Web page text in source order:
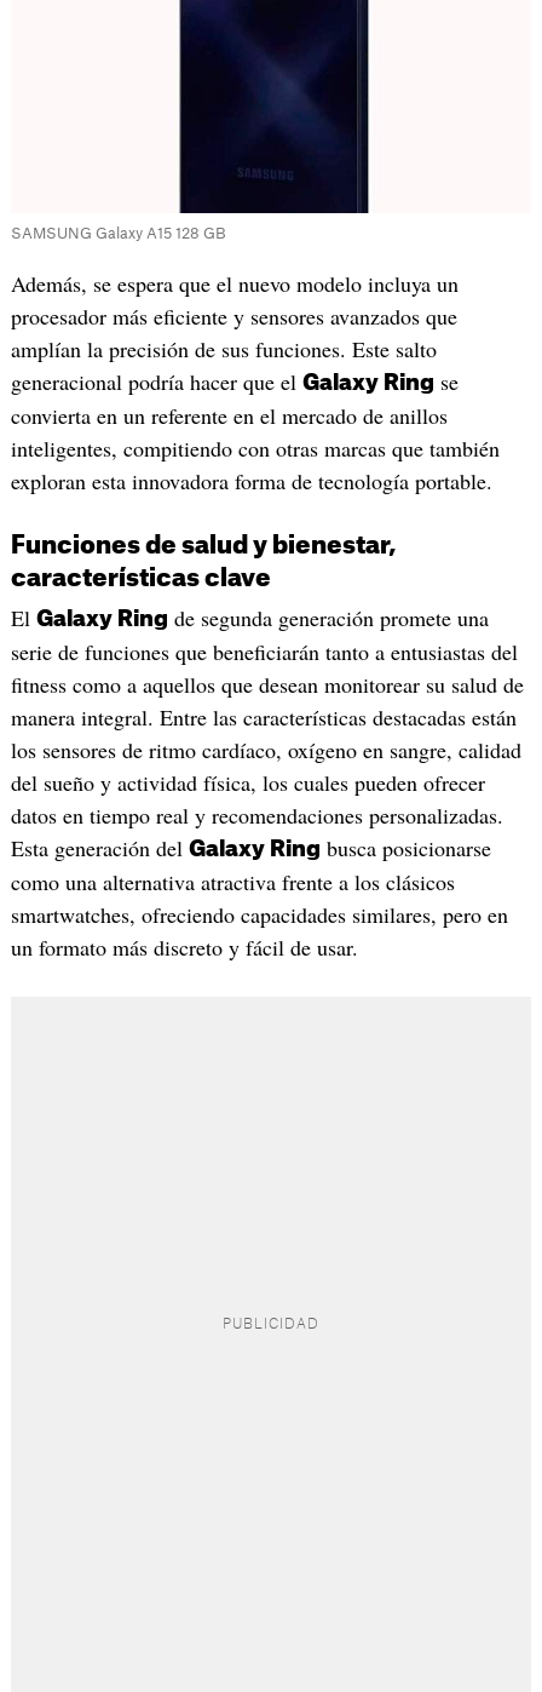
SAMSUNG Galaxy A15 128 GB
Además, se espera que el nuevo modelo incluya un
procesador más eficiente y sensores avanzados que
amplían la precisión de sus funciones. Este salto
generacional podría hacer que el Galaxy Ring se
convierta en un referente en el mercado de anillos
inteligentes, compitiendo con otras marcas que también
exploran esta innovadora forma de tecnología portable.
Funciones de salud y bienestar,
características clave
El Galaxy Ring de segunda generación promete una
serie de funciones que beneficiarán tanto a entusiastas del
fitness como a aquellos que desean monitorear su salud de
manera integral. Entre las características destacadas están
los sensores de ritmo cardíaco, oxígeno en sangre, calidad
del sueño y actividad física, los cuales pueden ofrecer
datos en tiempo real y recomendaciones personalizadas.
Esta generación del Galaxy Ring busca posicionarse
como una alternativa atractiva frente a los clásicos
smartwatches, ofreciendo capacidades similares, pero en
un formato más discreto y fácil de usar.